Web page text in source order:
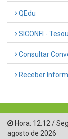
QEdu
SICONFI -
Consultar
Receber
Hora: 12:12/
agosto de 2026